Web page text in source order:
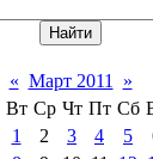
« Март 2011 »
Вт Ср Чт Пт Сб
1
2 3 4 5